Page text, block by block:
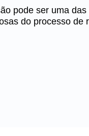
pode ser uma
do processo de